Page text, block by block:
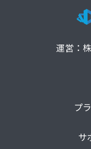
運営：
プ
サ